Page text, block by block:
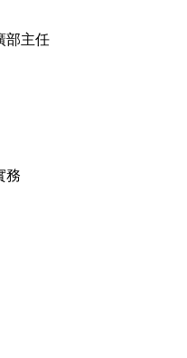
主任
務